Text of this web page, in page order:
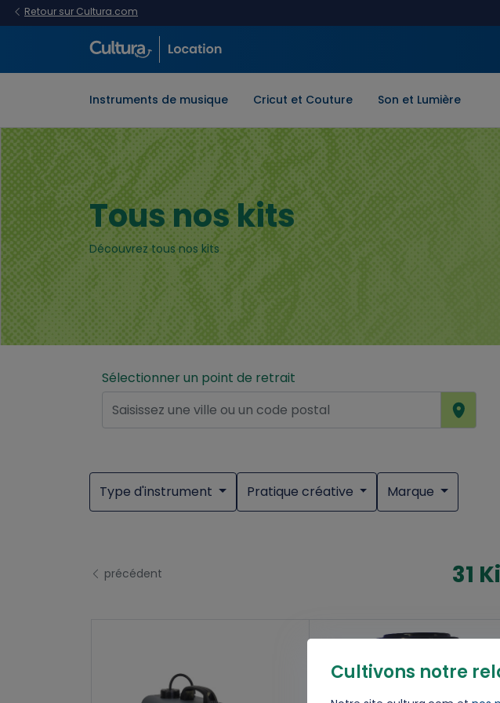
Cultivons notre
Retour sur Cultura.com
Instruments de musique Cricut et Couture Son et Lumière
Sélectionner un point de retrait
Type d'instrument Pratique créative Marque
précédent 31
Tous nos kits
Découvrez tous nos kits